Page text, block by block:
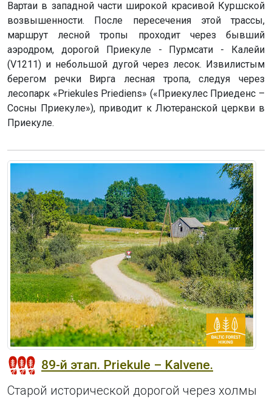
Вартаи в западной части широкой красивой Куршской
возвышенности. После пересечения этой трассы,
маршрут лесной тропы проходит через бывший
аэродром, дорогой Приекуле - Пурмсати - Калейи
(V1211) и небольшой дугой через лесок. Извилистым
берегом речки Вирга лесная тропа, следуя через
лесопарк «Priekules Priediens» («Приекулес Приеденс –
Сосны Приекуле»), приводит к Лютеранской церкви в
Приекуле.
89-й этап. Priekule – Kalvene.
Старой исторической дорогой через холмы